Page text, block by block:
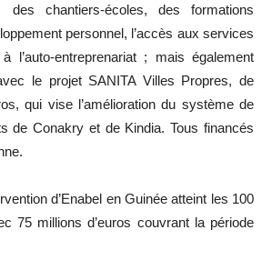
chantiers-écoles, des formations
personnel, l’accès aux services
l’auto-entreprenariat ; mais également
le projet SANITA Villes Propres, de
qui vise l’amélioration du système de
de Conakry et de Kindia. Tous financés
d’Enabel en Guinée atteint les 100
75 millions d’euros couvrant la période